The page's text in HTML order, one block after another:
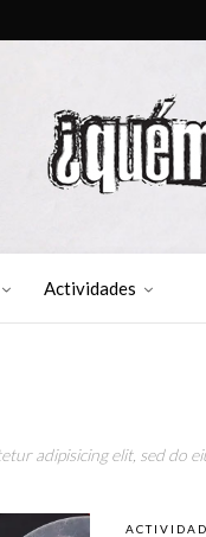
Actividades
adipisicing elit, sed do